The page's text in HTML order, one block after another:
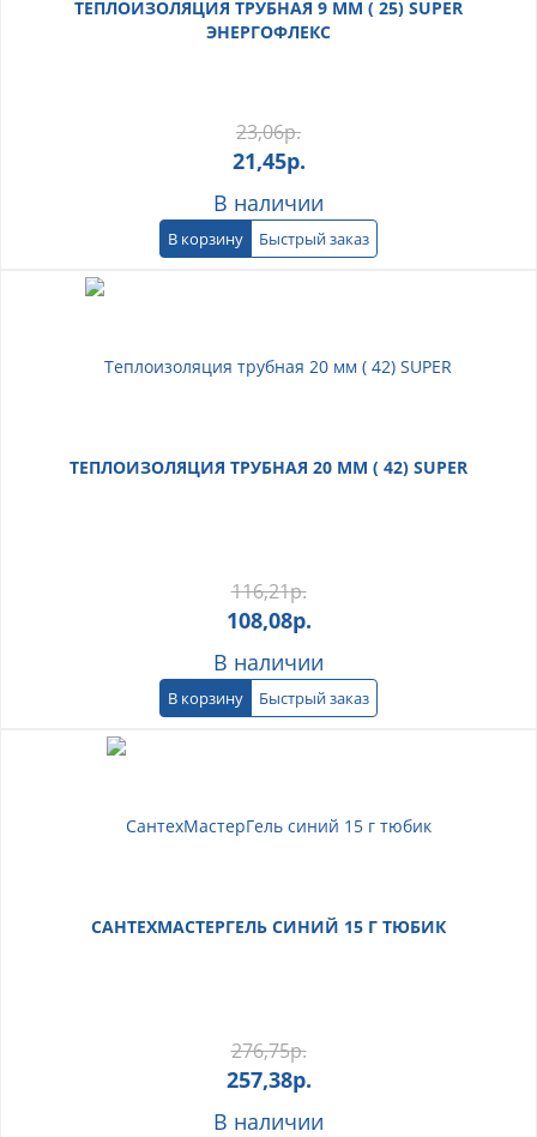
ТЕПЛОИЗОЛЯЦИЯ ТРУБНАЯ 9 ММ ( 25) SUPER
ЭНЕРГОФЛЕКС
23,06р.
21,45р.
В наличии
В корзину Быстрый заказ
ТЕПЛОИЗОЛЯЦИЯ ТРУБНАЯ 20 ММ ( 42) SUPER
116,21р.
108,08р.
В наличии
В корзину Быстрый заказ
САНТЕХМАСТЕРГЕЛЬ СИНИЙ 15 Г ТЮБИК
276,75р.
257,38р.
В наличии